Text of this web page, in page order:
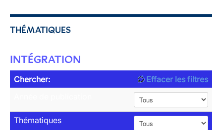
THÉMATIQUES
INTÉGRATION
Chercher:
Effacer les filtres
Thématiques